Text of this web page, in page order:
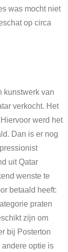
was mocht niet
op circa
kunstwerk van
verkocht. Het
werd het
Dan is er nog
uit Qatar
wenste te
betaald heeft:
praten
zijn om
bij Posterton
optie is